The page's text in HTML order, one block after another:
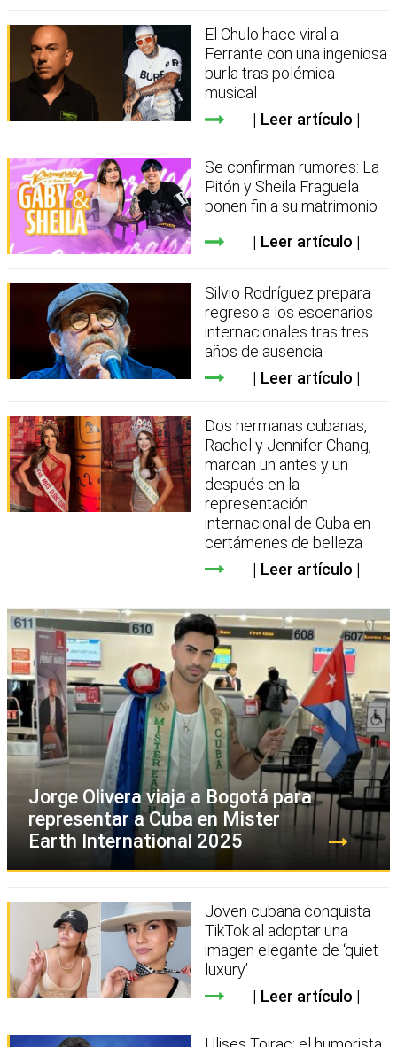
El Chulo hace viral a
Ferrante con una ingeniosa
burla tras polémica
musical
Leer artículo
Se confirman rumores: La
Pitón y Sheila Fraguela
ponen fin a su matrimonio
Leer artículo
Silvio Rodríguez prepara
regreso a los escenarios
internacionales tras tres
años de ausencia
Leer artículo
Dos hermanas cubanas,
Rachel y Jennifer Chang,
marcan un antes y un
después en la
representación
internacional de Cuba en
certámenes de belleza
Leer artículo
Jorge Olivera viaja a Bogotá para
representar a Cuba en Mister
Earth International 2025
Joven cubana conquista
TikTok al adoptar una
imagen elegante de ‘quiet
luxury’
Leer artículo